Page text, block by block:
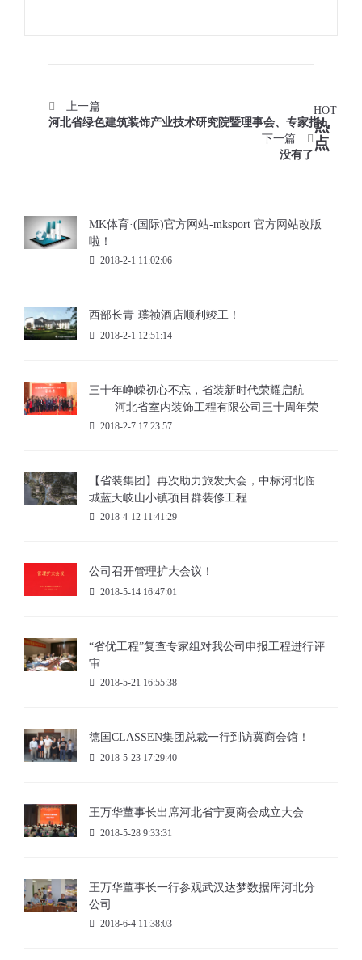
上一篇
河北省绿色建筑装饰产业技术研究院暨理事会、专家指导
下一篇
没有了
HOT
热
点
MK体育·(国际)官方网站-mksport 官方网站改版
啦！
2018-2-1 11:02:06
西部长青·璞祯酒店顺利竣工！
2018-2-1 12:51:14
三十年峥嵘初心不忘，省装新时代荣耀启航
—— 河北省室内装饰工程有限公司三十周年荣
耀庆典暨集团公司揭牌仪式
2018-2-7 17:23:57
【省装集团】再次助力旅发大会，中标河北临
城蓝天岐山小镇项目群装修工程
2018-4-12 11:41:29
公司召开管理扩大会议！
2018-5-14 16:47:01
“省优工程”复查专家组对我公司申报工程进行评
审
2018-5-21 16:55:38
德国CLASSEN集团总裁一行到访冀商会馆！
2018-5-23 17:29:40
王万华董事长出席河北省宁夏商会成立大会
2018-5-28 9:33:31
王万华董事长一行参观武汉达梦数据库河北分
公司
2018-6-4 11:38:03